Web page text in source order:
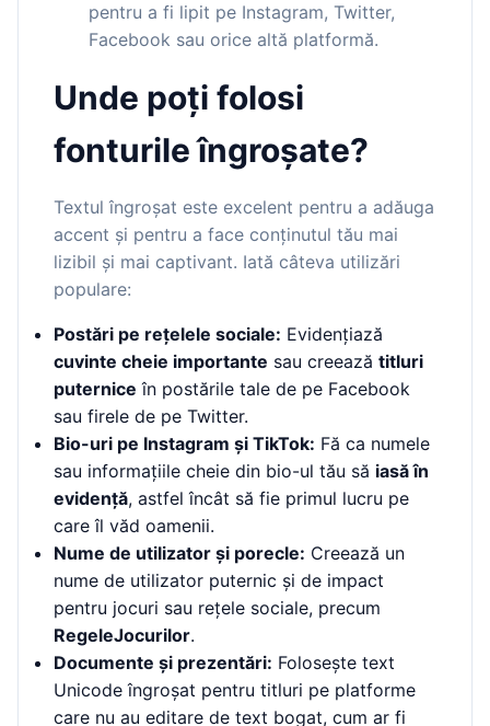
pentru a fi lipit pe Instagram, Twitter,
Facebook sau orice altă platformă.
Unde poți folosi
fonturile îngroșate?
Textul îngroșat este excelent pentru a adăuga
accent și pentru a face conținutul tău mai
lizibil și mai captivant. Iată câteva utilizări
populare:
Postări pe rețelele sociale: Evidențiază
cuvinte cheie importante sau creează titluri
puternice în postările tale de pe Facebook
sau firele de pe Twitter.
Bio-uri pe Instagram și TikTok: Fă ca numele
sau informațiile cheie din bio-ul tău să iasă în
evidență, astfel încât să fie primul lucru pe
care îl văd oamenii.
Nume de utilizator și porecle: Creează un
nume de utilizator puternic și de impact
pentru jocuri sau rețele sociale, precum
RegeleJocurilor.
Documente și prezentări: Folosește text
Unicode îngroșat pentru titluri pe platforme
care nu au editare de text bogat, cum ar fi